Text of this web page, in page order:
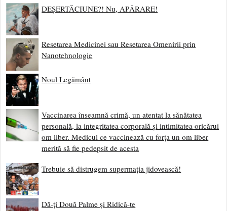
DEȘERTĂCIUNE?! Nu, APĂRARE!
Resetarea Medicinei sau Resetarea Omenirii prin
Nanotehnologie
Noul Legământ
Vaccinarea înseamnă crimă, un atentat la sănătatea
personală, la integritatea corporală și intimitatea oricărui
om liber. Medicul ce vaccinează cu forța un om liber
merită să fie pedepsit de acesta
Trebuie să distrugem supermația jidovească!
Dă-ți Două Palme și Ridică-te